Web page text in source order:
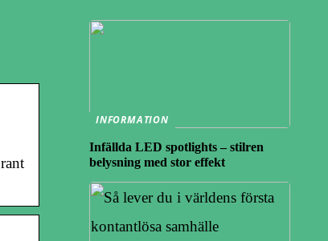
INFORMATION
Infällda LED spotlights – stilren
belysning med stor effekt